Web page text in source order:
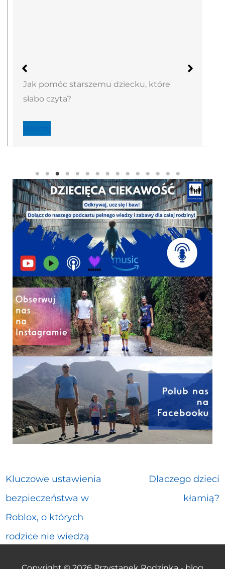
Jak pomóc starszemu dziecku, które
słabo czyta?
Kluczowe ustawienia
bezpieczeństwa w
Roblox, o których
rodzice nie wiedzą
Dlaczego dzieci
kłamią?